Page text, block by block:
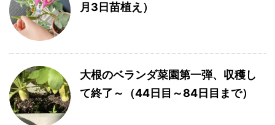
月3日苗植え）
大根のベランダ菜園第一弾、収穫し
て終了～（44日目～84日目まで）